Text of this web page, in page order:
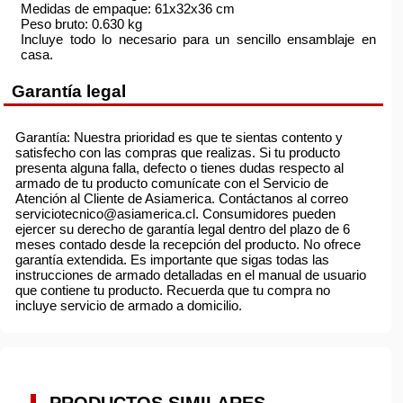
Medidas de empaque: 61x32x36 cm
Peso bruto: 0.630 kg
Incluye todo lo necesario para un sencillo ensamblaje en
casa.
Garantía legal
Garantía: Nuestra prioridad es que te sientas contento y
satisfecho con las compras que realizas. Si tu producto
presenta alguna falla, defecto o tienes dudas respecto al
armado de tu producto comunícate con el Servicio de
Atención al Cliente de Asiamerica. Contáctanos al correo
serviciotecnico@asiamerica.cl. Consumidores pueden
ejercer su derecho de garantía legal dentro del plazo de 6
meses contado desde la recepción del producto. No ofrece
garantía extendida. Es importante que sigas todas las
instrucciones de armado detalladas en el manual de usuario
que contiene tu producto. Recuerda que tu compra no
incluye servicio de armado a domicilio.